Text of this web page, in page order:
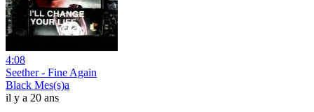
4:08
Seether - Fine Again
Black Mes(s)a
il y a 20 ans